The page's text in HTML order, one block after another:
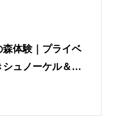
体験｜プライベ
ュノーケル＆